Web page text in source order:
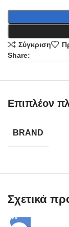
Σύγκριση
Share:
Επιπλέον
BRAND
Σχετικά